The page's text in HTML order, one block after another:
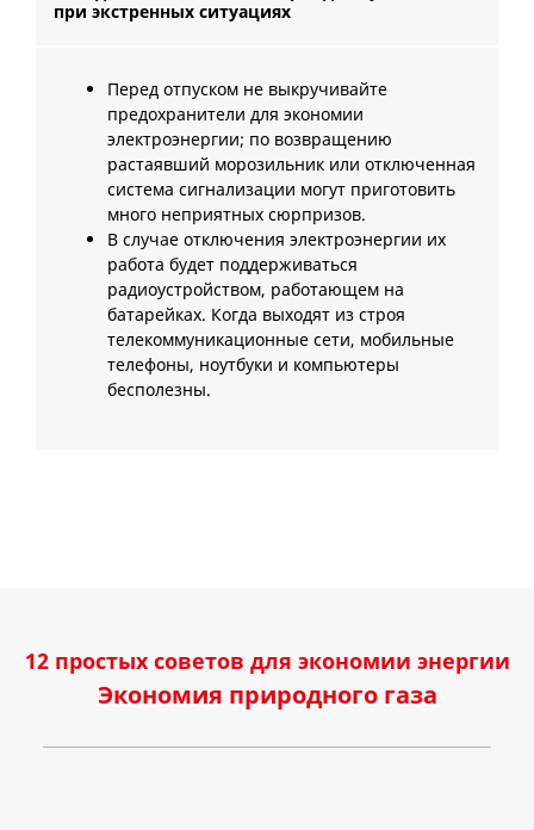
при экстренных ситуациях
Перед отпуском не выкручивайте
предохранители для экономии
электроэнергии; по возвращению
растаявший морозильник или отключенная
система сигнализации могут приготовить
много неприятных сюрпризов.
В случае отключения электроэнергии их
работа будет поддерживаться
радиоустройством, работающем на
батарейках. Когда выходят из строя
телекоммуникационные сети, мобильные
телефоны, ноутбуки и компьютеры
бесполезны.
12 простых советов для экономии энергии
Экономия природного газа